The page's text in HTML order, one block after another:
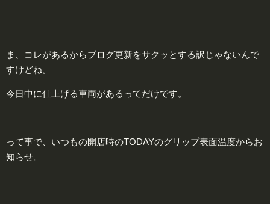
ま、コレがあるからブログ更新をサクッとする訳じゃないんで
すけどね。
今日中に仕上げる車両があるってだけです。
って事で、いつもの開店時のTODAYのグリップ表面温度からお
知らせ。